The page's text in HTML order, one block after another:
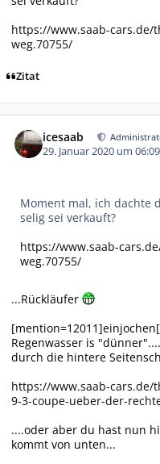
https://www.saab-
weg.70755/
Zitat
icesaab
29. Januar 2020 um 06:09
Moment mal, ich dachte
selig sei verkauft?
https://www.saab-
weg.70755/
...Rückläufer
Regenwasser is
durch die hintere
https://www.saab-
9-3-coupe-ueber-der-
....oder aber du hast nun
kommt von unten...